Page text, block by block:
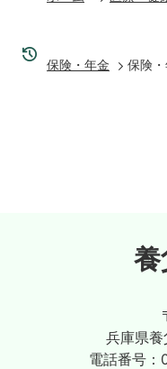
保険・年金 保険
養
兵庫県
電話番号：